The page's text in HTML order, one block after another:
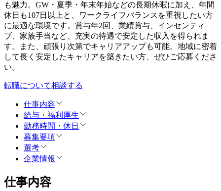
も魅力。GW・夏季・年末年始などの長期休暇に加え、年間
休日も107日以上と、ワークライフバランスを重視したい方
に最適な環境です。賞与年2回、業績賞与、インセンティ
ブ、家族手当など、充実の待遇で安定した収入を得られま
す。また、頑張り次第でキャリアアップも可能。地域に密着
して長く安定したキャリアを築きたい方、ぜひご応募くださ
い。
転職について相談する
仕事内容
給与・福利厚生
勤務時間・休日
募集要項
選考
企業情報
仕事内容